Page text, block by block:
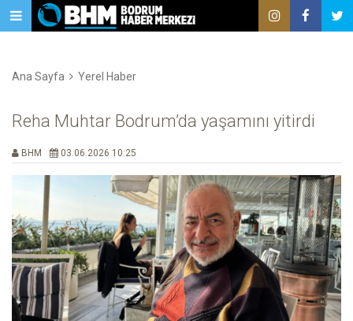
Ana Sayfa Yerel Haber
Reha Muhtar Bodrum’da yaşamını yitirdi
BHM 03.06.2026 10:25